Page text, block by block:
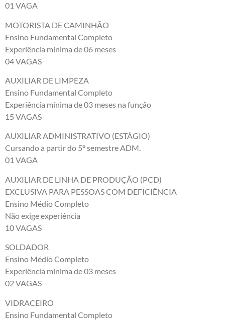
01 VAGA
MOTORISTA DE CAMINHÃO
Ensino Fundamental Completo
Experiência mínima de 06 meses
04 VAGAS
AUXILIAR DE LIMPEZA
Ensino Fundamental Completo
Experiência mínima de 03 meses na função
15 VAGAS
AUXILIAR ADMINISTRATIVO (ESTÁGIO)
Cursando a partir do 5º semestre ADM.
01 VAGA
AUXILIAR DE LINHA DE PRODUÇÃO (PCD)
EXCLUSIVA PARA PESSOAS COM DEFICIÊNCIA
Ensino Médio Completo
Não exige experiência
10 VAGAS
SOLDADOR
Ensino Médio Completo
Experiência mínima de 03 meses
02 VAGAS
VIDRACEIRO
Ensino Fundamental Completo